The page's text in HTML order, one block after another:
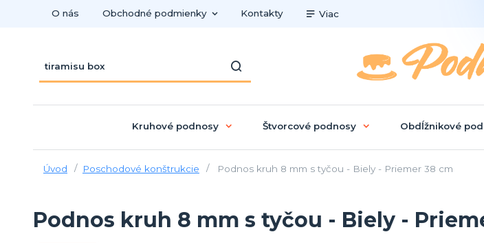
O nás Obchodné podmienky Kontakty Viac
Kruhové podnosy Štvorcové podnosy Obdĺžnikové
Úvod Poschodové konštrukcie Podnos kruh 8 mm s tyčou - Biely - Priemer 38 cm
Podnos kruh 8 mm s tyčou - Biely -